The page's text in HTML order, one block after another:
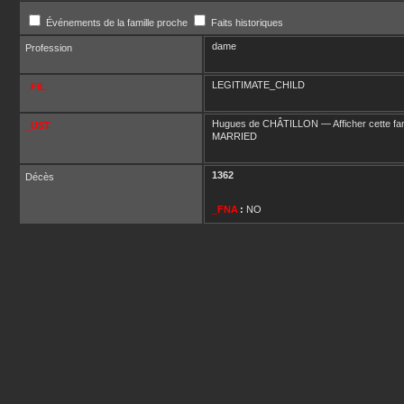
Événements de la famille proche Faits historiques
Profession dame
_FIL LEGITIMATE_CHILD
_UST Hugues de CHÂTILLON —Afficher cette
MARRIED
Décès 1362
_FNA : NO